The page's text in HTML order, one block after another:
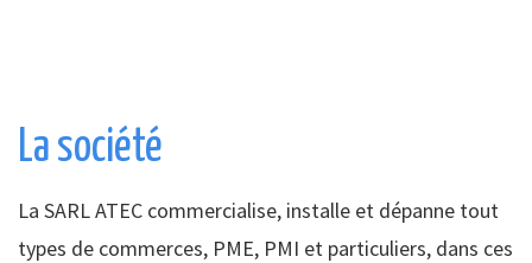
La société
La SARL ATEC commercialise, installe et dépanne tout
types de commerces, PME, PMI et particuliers, dans ces